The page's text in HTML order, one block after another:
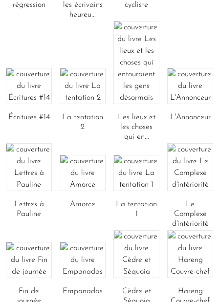
régression
les écrivains
heureu...
cycliste
Écritures #14
La tentation
2
Les lieux et
les choses
qui en...
L'Annonceur
Lettres à
Pauline
Amorce
La tentation
1
Le
Complexe
d'intériorité
Fin de
Empanadas
Cèdre et
Hareng